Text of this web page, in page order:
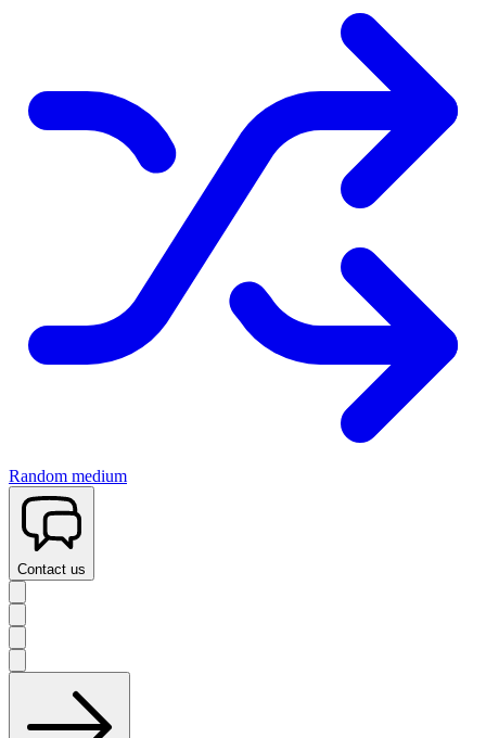
Random medium
Contact us